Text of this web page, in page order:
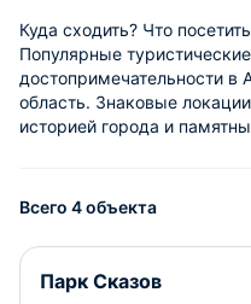
Куда сходить? Что
Популярные
достопримечательности в
область. Знаковые
историей города и
Всего 4 объекта
Парк Сказов